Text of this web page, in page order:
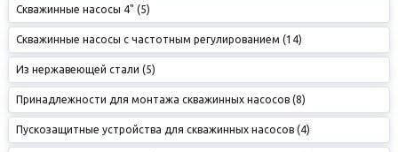
Скважинные насосы 4" (5)
Скважинные насосы с частотным регулированием (14)
Из нержавеющей стали (5)
Принадлежности для монтажа скважинных насосов (8)
Пускозащитные устройства для скважинных насосов (4)